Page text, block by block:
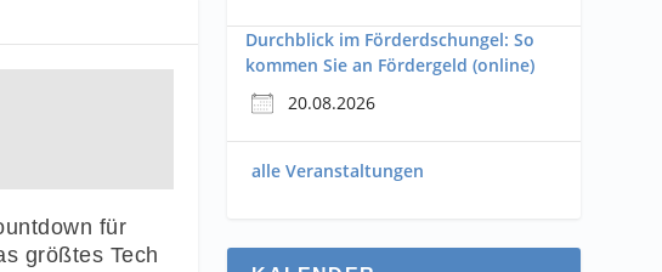
für
größtes Tech
Durchblick im Förderdschungel: So
kommen Sie an Fördergeld (online)
20.08.2026
alle Veranstaltungen